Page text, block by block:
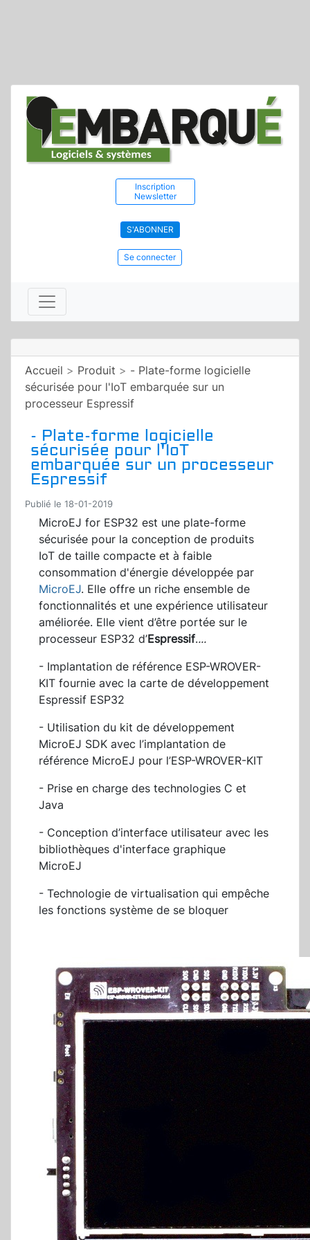
Inscription
Newsletter
S'ABONNER
Se connecter
Accueil > Produit > - Plate-forme logicielle
sécurisée pour l'IoT embarquée sur un
processeur Espressif
- Plate-forme logicielle
sécurisée pour l'IoT
embarquée sur un processeur
Espressif
Publié le 18-01-2019
MicroEJ for ESP32 est une plate-forme
sécurisée pour la conception de produits
IoT de taille compacte et à faible
consommation d'énergie développée par
MicroEJ. Elle offre un riche ensemble de
fonctionnalités et une expérience utilisateur
améliorée. Elle vient d’être portée sur le
processeur ESP32 d’Espressif....
- Implantation de référence ESP-WROVER-
KIT fournie avec la carte de développement
Espressif ESP32
- Utilisation du kit de développement
MicroEJ SDK avec l’implantation de
référence MicroEJ pour l’ESP-WROVER-KIT
- Prise en charge des technologies C et
Java
- Conception d’interface utilisateur avec les
bibliothèques d'interface graphique
MicroEJ
- Technologie de virtualisation qui empêche
les fonctions système de se bloquer